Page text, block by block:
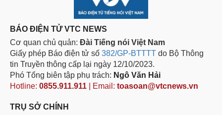
BÁO ĐIỆN TỬ VTC NEWS
Cơ quan chủ quản: Đài Tiếng nói Việt Nam
Giấy phép Báo điện tử số 382/GP-BTTTT do Bộ Thông
tin Truyền thông cấp lại ngày 12/10/2023.
Phó Tổng biên tập phụ trách: Ngô Văn Hải
Hotline: 0855.911.911 | Email: toasoan@vtcnews.vn
TRỤ SỞ CHÍNH